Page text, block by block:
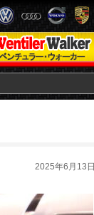
2025年6月13日